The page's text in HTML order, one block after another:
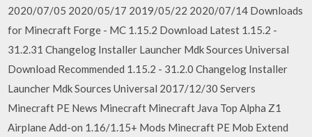
2020/07/05 2020/05/17 2019/05/22 2020/07/14 Downloads
for Minecraft Forge - MC 1.15.2 Download Latest 1.15.2 -
31.2.31 Changelog Installer Launcher Mdk Sources Universal
Download Recommended 1.15.2 - 31.2.0 Changelog Installer
Launcher Mdk Sources Universal 2017/12/30 Servers
Minecraft PE News Minecraft Minecraft Java Top Alpha Z1
Airplane Add-on 1.16/1.15+ Mods Minecraft PE Mob Extend